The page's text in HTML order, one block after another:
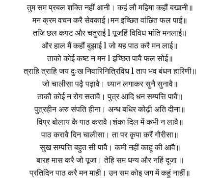
तुम सम प्रबल शक्ति नहीं आनी। कहं लौ महिमा कहौं बखानी॥
मन क्रम वचन करै सेवका‌ई।मन इच्छित वांछित फल पा‌ई॥
तजि छल कपट और चतुरा‌ई l पूजहिं विविध भांति मनला‌ई॥
और हाल मैं कहौं बुझा‌ई l जो यह पाठ करै मन ला‌ई॥
ताको को‌ई कष्ट न मन l इच्छित पावै फल सो‌ई॥
त्राहि त्राहि जय दुःख निवारिनित्रिविध l ताप भव बंधन हारिणी॥
जो चालीसा पढ़ै पढ़ावै। ध्यान लगाकर सुनै सुनावै॥
ताकौ को‌ई न रोग सतावै। पुत्र आदि धन सम्पत्ति पावै॥
पुत्रहीन अरु संपति हीना। अन्ध बधिर कोढ़ी अति दीना॥
विप्र बोलाय कै पाठ करावै।शंका दिल में कभी न लावै॥
पाठ करावै दिन चालीसा। ता पर कृपा करैं गौरीसा॥
सुख सम्पत्ति बहुत सी पावै। कमी नहीं काहू की आवै॥
बारह मास करै जो पूजा। तेहि सम धन्य और नहिं दूजा ॥
प्रतिदिन पाठ करै मन माही। उन सम को‌इ जग में कहुं नाहीं॥